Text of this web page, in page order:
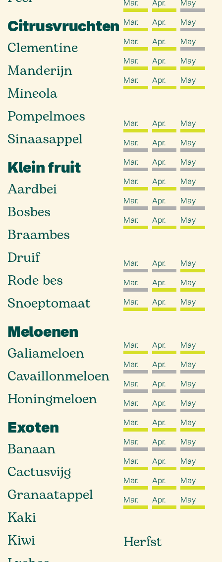
Citrusvruchten
Clementine
Manderijn
Mineola
Pompelmoes
Sinaasappel
Klein fruit
Aardbei
Bosbes
Braambes
Druif
Rode bes
Snoeptomaat
Meloenen
Galiameloen
Cavaillonmeloen
Honingmeloen
Exoten
Banaan
Cactusvijg
Granaatappel
Kaki
Kiwi
Mar. Apr.
May
Mar.
Apr.
May
Mar.
Apr.
May
Mar.
Apr.
May
Mar.
Apr. May
Mar. Apr.
May
Mar.
Apr.
May
Mar.
Apr.
May
Mar.
Apr.
May
Mar.
Apr.
May
Mar.
Apr. May
Mar. Apr.
May
Mar.
Apr.
May
Mar.
Apr. May
Mar. Apr.
May
Mar.
Apr.
May
Mar.
Apr.
May
Mar.
Apr.
May
Mar.
Apr.
May
Mar.
Apr.
May
Mar.
Apr.
May
Mar.
Apr.
May
Mar.
Apr. May
Herfst